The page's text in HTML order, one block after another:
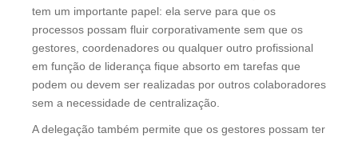
tem um importante papel: ela serve para que os
processos possam fluir corporativamente sem que os
gestores, coordenadores ou qualquer outro profissional
em função de liderança fique absorto em tarefas que
podem ou devem ser realizadas por outros colaboradores
sem a necessidade de centralização.
A delegação também permite que os gestores possam ter